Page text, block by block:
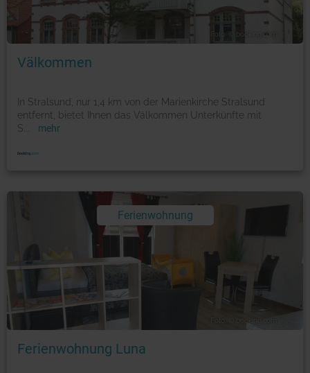
Foto: © booking.com
Välkommen
In Stralsund, nur 1,4 km von der Marienkirche Stralsund
entfernt, bietet Ihnen das Välkommen Unterkünfte mit
S
mehr
Ferienwohnung
Ferienwohnung Luna